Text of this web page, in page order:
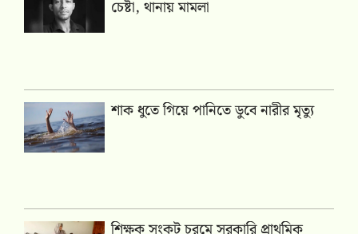
চেষ্টা, থানায় মামলা
শাক ধুতে গিয়ে পানিতে ডুবে নারীর মৃত্যু